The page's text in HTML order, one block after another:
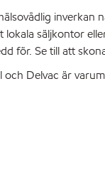
säljkontor
för. Se till att
Delvac är